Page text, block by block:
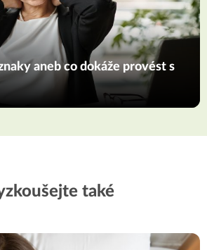
aneb co dokáže provést s
také